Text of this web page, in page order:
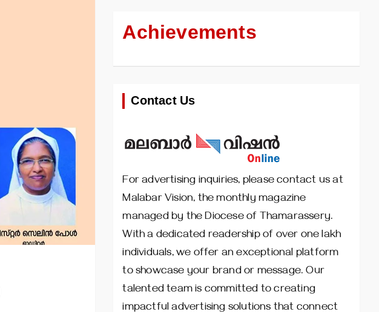
Achievements
Contact Us
For advertising inquiries, please contact us at
Malabar Vision, the monthly magazine
managed by the Diocese of Thamarassery.
With a dedicated readership of over one lakh
individuals, we offer an exceptional platform
to showcase your brand or message. Our
talented team is committed to creating
impactful advertising solutions that connect